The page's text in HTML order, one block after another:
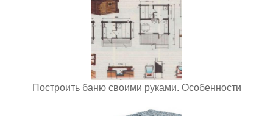
Построить баню своими руками. Особенности